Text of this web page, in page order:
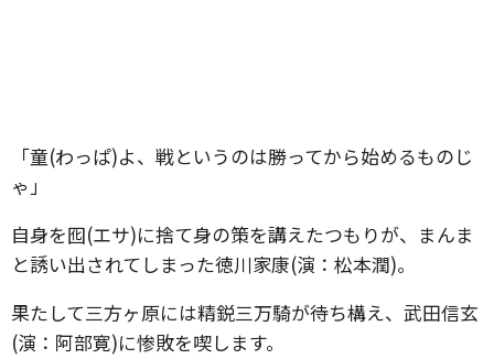
「童(わっぱ)よ、戦というのは勝ってから始めるものじ
ゃ」
自身を囮(エサ)に捨て身の策を講えたつもりが、まんま
と誘い出されてしまった徳川家康(演：松本潤)。
果たして三方ヶ原には精鋭三万騎が待ち構え、武田信玄
(演：阿部寛)に惨敗を喫します。